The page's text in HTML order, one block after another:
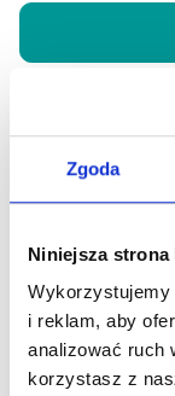
Zgoda
Niniejsza
Wykorzystujemy
i reklam, aby
analizować ruch
korzystasz z